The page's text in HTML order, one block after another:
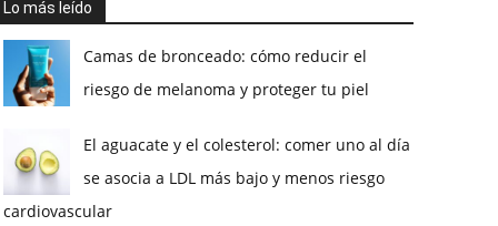
Lo más leído
Camas de bronceado: cómo reducir el
riesgo de melanoma y proteger tu piel
El aguacate y el colesterol: comer uno al día
se asocia a LDL más bajo y menos riesgo
cardiovascular